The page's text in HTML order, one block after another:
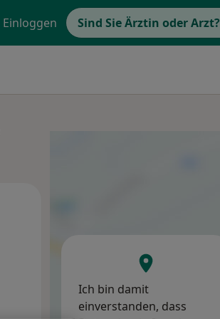
Einloggen Sind Sie Ärztin oder Arzt?
Ich bin damit
einverstanden, dass